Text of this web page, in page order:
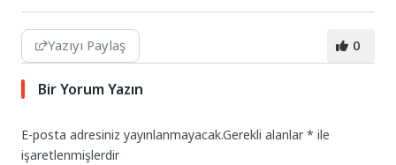
Yazıyı Paylaş 0
Bir Yorum Yazın
E-posta adresiniz yayınlanmayacak.Gerekli alanlar* ile
işaretlenmişlerdir